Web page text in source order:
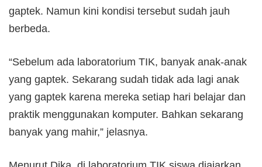
gaptek. Namun kini kondisi tersebut sudah jauh
berbeda.
“Sebelum ada laboratorium TIK, banyak anak-anak
yang gaptek. Sekarang sudah tidak ada lagi anak
yang gaptek karena mereka setiap hari belajar dan
praktik menggunakan komputer. Bahkan sekarang
banyak yang mahir,” jelasnya.